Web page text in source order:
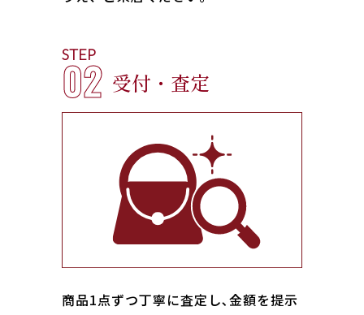
STEP
02 受付・査定
商品1点ずつ丁寧に査定し､金額を提示